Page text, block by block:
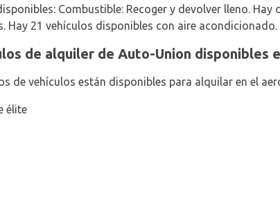
Combustible: Recoger y devolver lleno.
Hay 21 vehículos disponibles con aire acondicionado.
de alquiler de Auto-Union disponibles
de vehículos están disponibles para alquilar en el
élite